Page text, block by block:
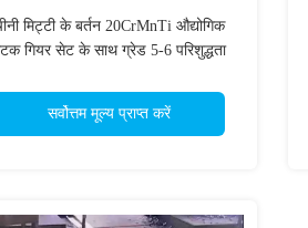
मिट्टी के बर्तन 20CrMnTi औद्योगिक
गियर सेट के साथ ग्रेड 5-6 परिशुद्धता
सर्वोत्तम मूल्य प्राप्त करें